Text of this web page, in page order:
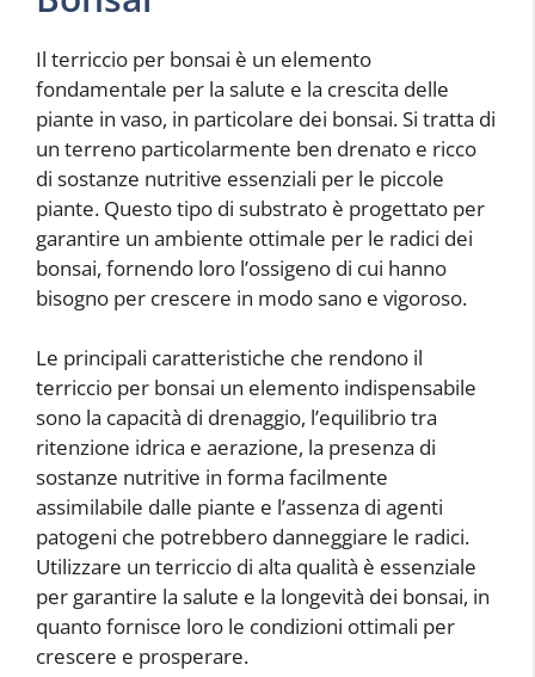
Il terriccio per bonsai è un elemento
fondamentale per la salute e la crescita delle
piante in vaso, in particolare dei bonsai. Si tratta di
un terreno particolarmente ben drenato e ricco
di sostanze nutritive essenziali per le piccole
piante. Questo tipo di substrato è progettato per
garantire un ambiente ottimale per le radici dei
bonsai, fornendo loro l’ossigeno di cui hanno
bisogno per crescere in modo sano e vigoroso.
Le principali caratteristiche che rendono il
terriccio per bonsai un elemento indispensabile
sono la capacità di drenaggio, l’equilibrio tra
ritenzione idrica e aerazione, la presenza di
sostanze nutritive in forma facilmente
assimilabile dalle piante e l’assenza di agenti
patogeni che potrebbero danneggiare le radici.
Utilizzare un terriccio di alta qualità è essenziale
per garantire la salute e la longevità dei bonsai, in
quanto fornisce loro le condizioni ottimali per
crescere e prosperare.